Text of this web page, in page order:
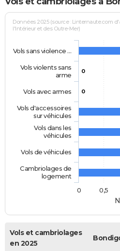
Données 2025 (source : Linternaute.com
l'Intérieur et des Outre-Mer)
0
0
Vols sans violence …
Vols violents sans
arme
Vols avec armes
Vols d'accessoires
sur véhicules
Vols dans les
véhicules
Vols de véhicules
Cambriolages de
logement
0
0,5
Vols et cambriolages
en 2025